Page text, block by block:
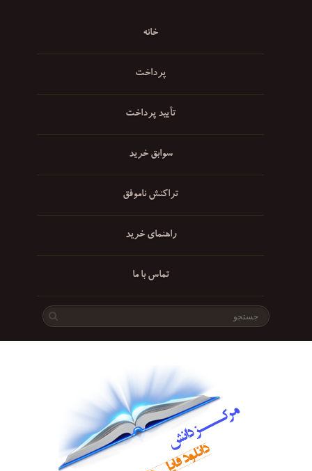
خانه
پرداخت
تأیید پرداخت
سوابق خرید
تراکنش ناموفق
راهنمای خرید
تماس با ما